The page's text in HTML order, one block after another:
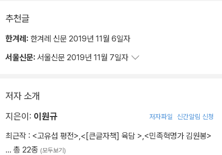
유지를 실현하는 것입니다.
교육받게 하여 장차 민족해방군 지휘관으로
추천글
한겨레: 한겨레 신문 2019년 11월 6일자
서울신문: 서울신문 2019년 11월 7일자
저자 소개
지은이: 이원규 저자파일 신간알림 신청
최근작 : <고유섭 평전> <[큰글자책] 육담 > <민족혁명가 김원봉>
… 총 22종 (모두보기)